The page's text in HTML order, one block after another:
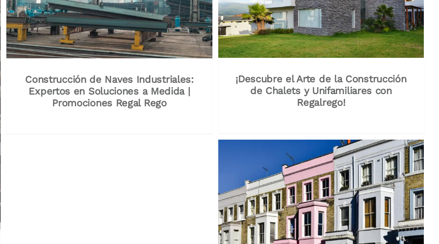
Construcción de Naves Industriales:
Expertos en Soluciones a Medida |
Promociones Regal Rego
¡Descubre el Arte de la Construcción
de Chalets y Unifamiliares con
Regalrego!